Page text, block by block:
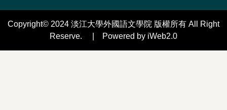
Copyright© 2024 淡江大學外國語文學院 版權所有 All Right
Reserve. | Powered by iWeb2.0